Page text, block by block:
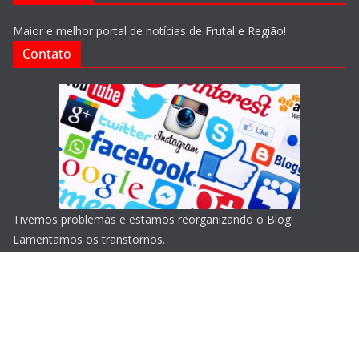
Maior e melhor portal de notícias de Frutal e Região!
Contato
Tivemos problemas e estamos reorganizando o Blog!
Lamentamos os transtornos.